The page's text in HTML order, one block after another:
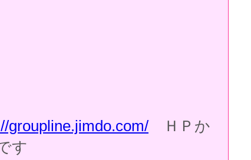
groupline.jimdo.com/ ＨＰか
す